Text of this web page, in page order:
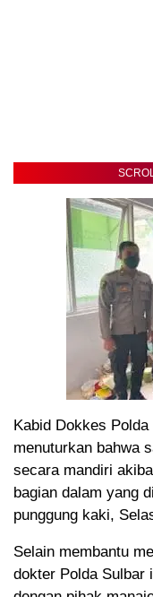
Kabid Dokkes
menuturkan bahwa
secara mandiri
bagian dalam yang
punggung kaki,
Selain membantu
dokter Polda Sulbar